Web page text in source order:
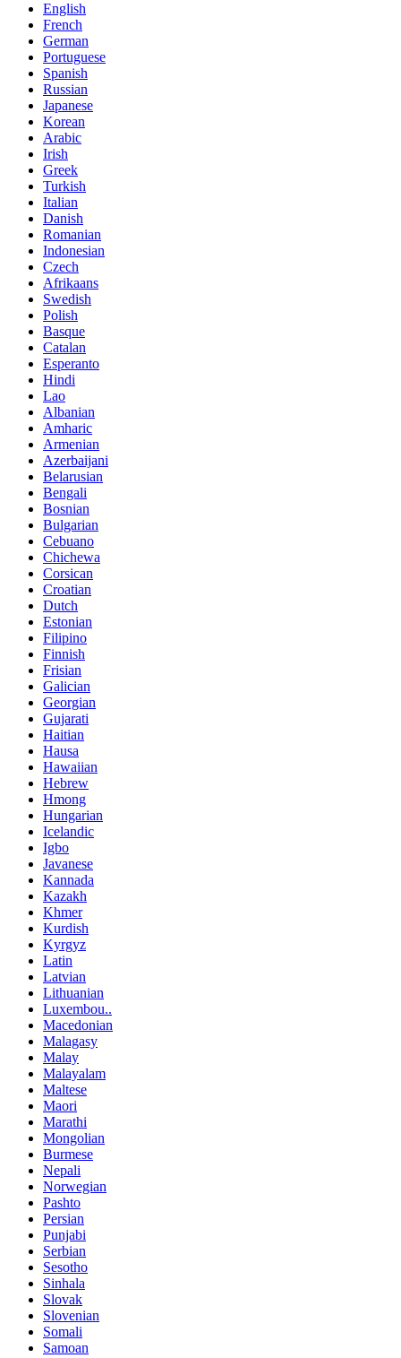
English
French
German
Portuguese
Spanish
Russian
Japanese
Korean
Arabic
Irish
Greek
Turkish
Italian
Danish
Romanian
Indonesian
Czech
Afrikaans
Swedish
Polish
Basque
Catalan
Esperanto
Hindi
Lao
Albanian
Amharic
Armenian
Azerbaijani
Belarusian
Bengali
Bosnian
Bulgarian
Cebuano
Chichewa
Corsican
Croatian
Dutch
Estonian
Filipino
Finnish
Frisian
Galician
Georgian
Gujarati
Haitian
Hausa
Hawaiian
Hebrew
Hmong
Hungarian
Icelandic
Igbo
Javanese
Kannada
Kazakh
Khmer
Kurdish
Kyrgyz
Latin
Latvian
Lithuanian
Luxembou..
Macedonian
Malagasy
Malay
Malayalam
Maltese
Maori
Marathi
Mongolian
Burmese
Nepali
Norwegian
Pashto
Persian
Punjabi
Serbian
Sesotho
Sinhala
Slovak
Slovenian
Somali
Samoan